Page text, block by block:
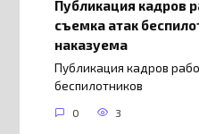
Публикация кадров
съемка атак
наказуема
Публикация кадров
беспилотников
0 3